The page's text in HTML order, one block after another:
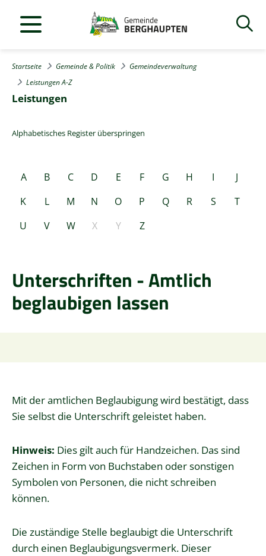
Startseite Gemeinde & Politik
Gemeindeverwaltung
Leistungen A-Z
Leistungen
Alphabetisches Register überspringen
A B C D E F G H I
J
K
L M N O P Q R S
T
U
V W X Y Z
Unterschriften - Amtlich
beglaubigen lassen
Mit der amtlichen Beglaubigung wird bestätigt, dass
Sie selbst die Unterschrift geleistet haben.
Hinweis: Dies gilt auch für Handzeichen. Das sind
Zeichen in Form von Buchstaben oder sonstigen
Symbolen von Personen, die nicht schreiben
können.
Die zuständige Stelle beglaubigt die Unterschrift
durch einen Beglaubigungsvermerk. Dieser